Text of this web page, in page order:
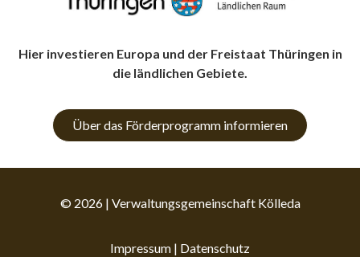
Hier investieren Europa und der Freistaat Thüringen in
die ländlichen Gebiete.
Über das Förderprogramm informieren
© 2026 | Verwaltungsgemeinschaft Kölleda
Impressum | Datenschutz